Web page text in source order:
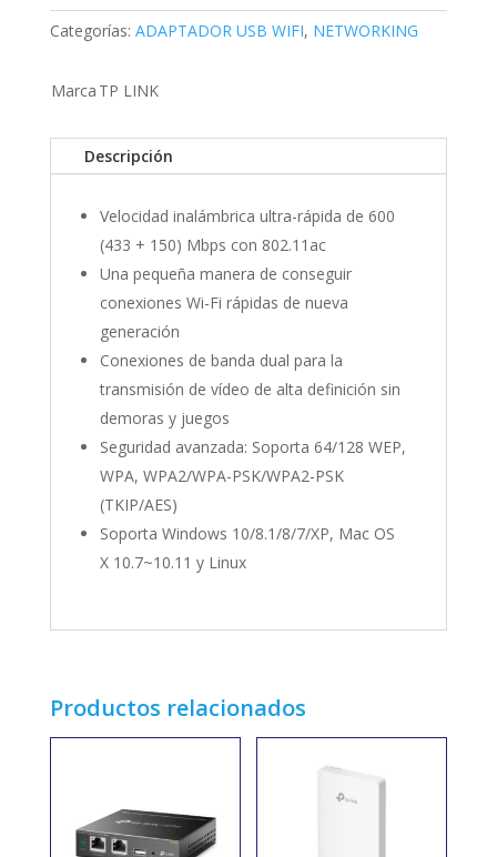
Categorías: ADAPTADOR USB WIFI, NETWORKING
Marca TP LINK
Descripción
Velocidad inalámbrica ultra-rápida de 600
(433 + 150) Mbps con 802.11ac
Una pequeña manera de conseguir
conexiones Wi-Fi rápidas de nueva
generación
Conexiones de banda dual para la
transmisión de vídeo de alta definición sin
demoras y juegos
Seguridad avanzada: Soporta 64/128 WEP,
WPA, WPA2/WPA-PSK/WPA2-PSK
(TKIP/AES)
Soporta Windows 10/8.1/8/7/XP, Mac OS
X 10.7~10.11 y Linux
Productos relacionados